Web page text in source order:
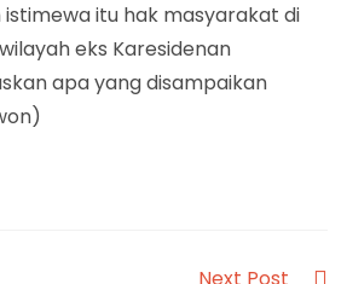
itu hak masyarakat di
eks Karesidenan
apa yang disampaikan